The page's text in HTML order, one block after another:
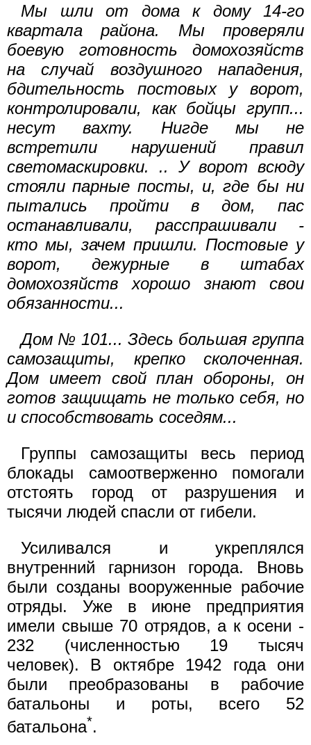
Мы шли от дома к дому 14-го
квартала района. Мы проверяли
боевую готовность домохозяйств
на случай воздушного нападения,
бдительность постовых у ворот,
контролировали, как бойцы групп...
несут вахту. Нигде мы не
встретили нарушений правил
светомаскировки. .. У ворот всюду
стояли парные посты, и, где бы ни
пытались пройти в дом, пас
останавливали, расспрашивали -
кто мы, зачем пришли. Постовые у
ворот, дежурные в штабах
домохозяйств хорошо знают свои
обязанности...
Дом № 101... Здесь большая группа
самозащиты, крепко сколоченная.
Дом имеет свой план обороны, он
готов защищать не только себя, но
и способствовать соседям...
Группы самозащиты весь период
блокады самоотверженно помогали
отстоять город от разрушения и
тысячи людей спасли от гибели.
Усиливался и укреплялся
внутренний гарнизон города. Вновь
были созданы вооруженные рабочие
отряды. Уже в июне предприятия
имели свыше 70 отрядов, а к осени -
232 (численностью 19 тысяч
человек). В октябре 1942 года они
были преобразованы в рабочие
батальоны и роты, всего 52
батальона*.